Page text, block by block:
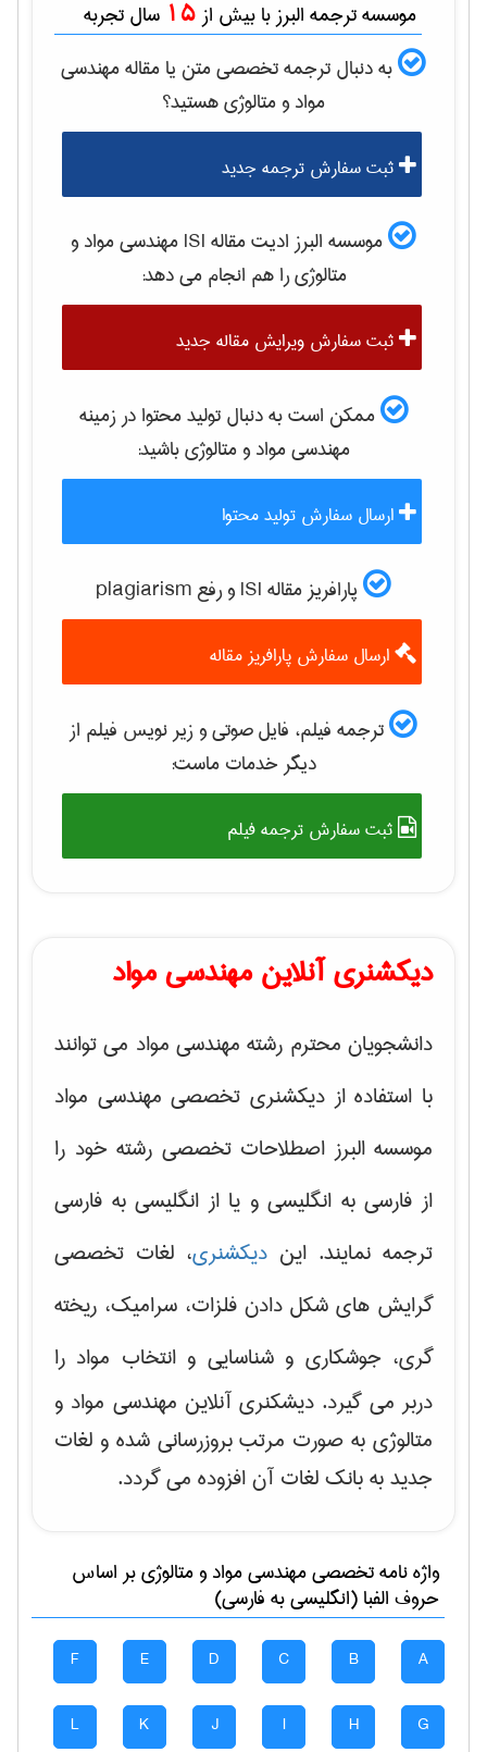
موسسه ترجمه البرز با بیش از 15 سال تجربه
به دنبال ترجمه تخصصی متن یا مقالهمهندسی
مواد و متالوژیهستید؟
ثبت سفارش ترجمه جدید
موسسه البرز ادیت مقاله ISI
مهندسی مواد و
متالوژیرا هم انجام می دهد:
ثبت سفارش ویرایش مقاله جدید
ممکن است به دنبال تولید محتوا در زمینه
مهندسی مواد و متالوژیباشید:
ارسال سفارش تولید محتوا
پارافریز مقاله ISI و رفع plagiarism
ارسال سفارش پارافریز مقاله
ترجمه فیلم، فایل صوتی و زیر نویس فیلم از
دیگر خدمات ماست:
ثبت سفارش ترجمه فیلم
دیکشنری آنلاین مهندسی مواد
دانشجویان محترم رشته مهندسی مواد می توانند
با استفاده از دیکشنری تخصصی مهندسی مواد
موسسه البرز اصطلاحات تخصصی رشته خود را
از فارسی به انگلیسی و یا از انگلیسی به فارسی
ترجمه نمایند. این دیکشنری، لغات تخصصی
گرایش های شکل دادن فلزات، سرامیک، ریخته
گری، جوشکاری و شناسایی و انتخاب مواد را
دربر می گیرد. دیشکنری آنلاین مهندسی مواد و
متالوژی به صورت مرتب بروزرسانی شده و لغات
جدید به بانک لغات آن افزوده می گردد.
واژه نامه تخصصیمهندسی مواد و متالوژیبر اساس
حروف الفبا (انگلیسی به فارسی)
A
B
C
D
E
F
G
H
I
J
K
L